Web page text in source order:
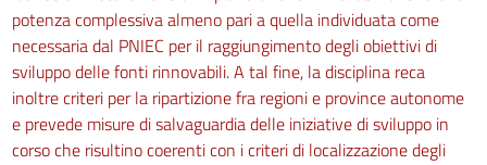
potenza complessiva almeno pari a quella individuata come
necessaria dal PNIEC per il raggiungimento degli obiettivi di
sviluppo delle fonti rinnovabili. A tal fine, la disciplina reca
inoltre criteri per la ripartizione fra regioni e province autonome
e prevede misure di salvaguardia delle iniziative di sviluppo in
corso che risultino coerenti con i criteri di localizzazione degli